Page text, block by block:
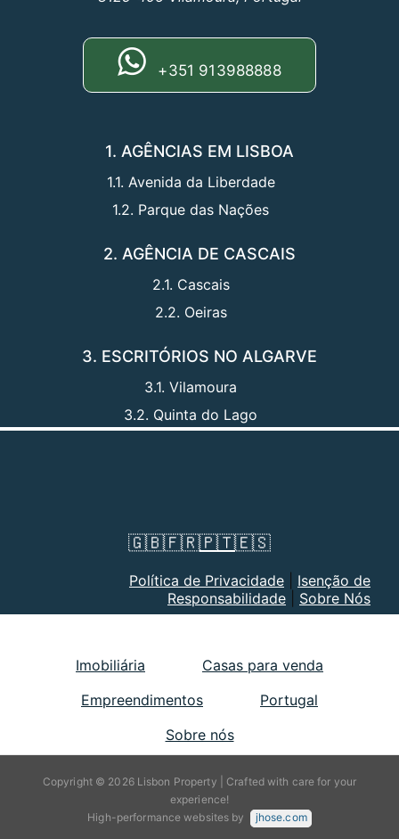
+351 913988888
1. AGÊNCIAS EM LISBOA
1.1. Avenida da Liberdade
1.2. Parque das Nações
2. AGÊNCIA DE CASCAIS
2.1. Cascais
2.2. Oeiras
3. ESCRITÓRIOS NO ALGARVE
3.1. Vilamoura
3.2. Quinta do Lago
🇬🇧🇫🇷🇵🇹🇪🇸
Política de Privacidade
Isenção de
Responsabilidade
Sobre Nós
Imobiliária
Casas para venda
Empreendimentos
Portugal
Sobre nós
Copyright © 2026 Lisbon Property | Crafted with care for your
experience!
High-performance websites by
jhose.com